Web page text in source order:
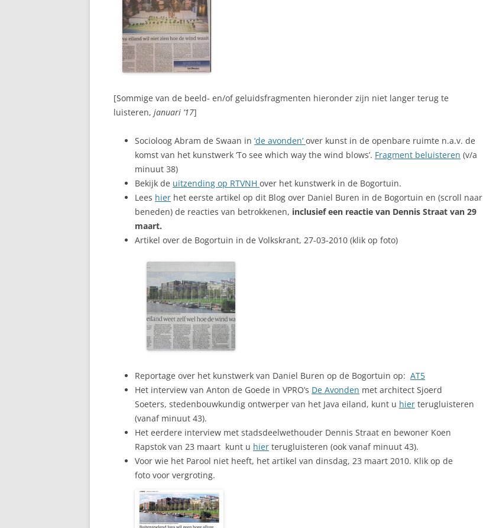
[Sommige van de beeld- en/of geluidsfragmenten hieronder zijn niet langer terug te
luisteren, januari ’17]
Socioloog Abram de Swaan in ‘de avonden’ over kunst in de openbare ruimte n.a.v. de
komst van het kunstwerk ‘To see which way the wind blows’. Fragment beluisteren (v/a
minuut 38)
Bekijk de uitzending op RTVNH over het kunstwerk in de Bogortuin.
Lees hier het eerste artikel op dit Blog over Daniel Buren in de Bogortuin en (scroll naar
beneden) de reacties van betrokkenen, inclusief een reactie van Dennis Straat van 29
maart.
Artikel over de Bogortuin in de Volkskrant, 27-03-2010 (klik op foto)
Reportage over het kunstwerk van Daniel Buren op de Bogortuin op: AT5
Het interview van Anton de Goede in VPRO’s De Avonden met architect Sjoerd
Soeters, stedenbouwkundig ontwerper van het Java eiland, kunt u hier terugluisteren
(vanaf minuut 43).
Het eerdere interview met stadsdeelwethouder Dennis Straat en bewoner Koen
Rapstok van 23 maart kunt u hier terugluisteren (ook vanaf minuut 43).
Voor wie het Parool niet heeft, het artikel van dinsdag, 23 maart 2010. Klik op de
foto voor vergroting.